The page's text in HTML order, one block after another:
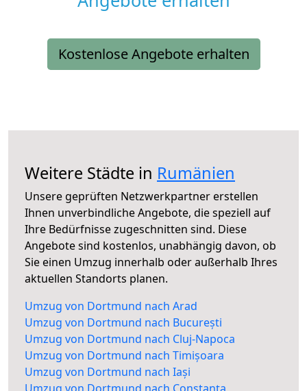
Kostenlose Angebote erhalten
Weitere Städte in Rumänien
Unsere geprüften Netzwerkpartner erstellen
Ihnen unverbindliche Angebote, die speziell auf
Ihre Bedürfnisse zugeschnitten sind. Diese
Angebote sind kostenlos, unabhängig davon, ob
Sie einen Umzug innerhalb oder außerhalb Ihres
aktuellen Standorts planen.
Umzug von Dortmund nach Arad
Umzug von Dortmund nach București
Umzug von Dortmund nach Cluj-Napoca
Umzug von Dortmund nach Timișoara
Umzug von Dortmund nach Iași